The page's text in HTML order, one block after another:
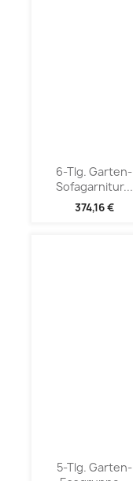
6-Tlg. Garten-
Sofagarnitur...
374,16 €
5-Tlg. Garten-